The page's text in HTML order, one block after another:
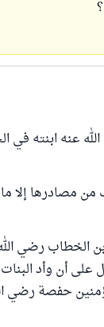
عنه ابنته في
من مصادرها إلا
الخطاب رضي
أن وأد
حفصة رضي